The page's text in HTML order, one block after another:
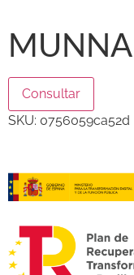
Consultar
SKU: 0756059ca52d